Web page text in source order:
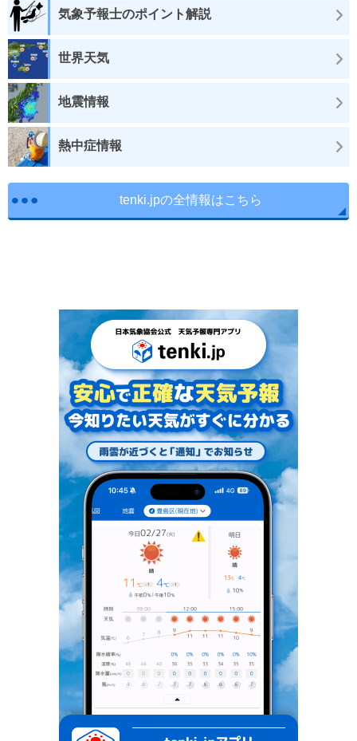
気象予報士のポイント解説
世界天気
地震情報
熱中症情報
tenki.jpの全情報はこちら